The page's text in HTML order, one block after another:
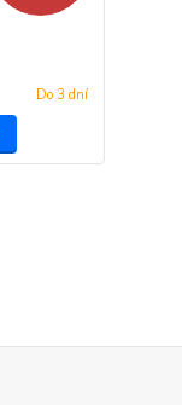
Do 3 dní